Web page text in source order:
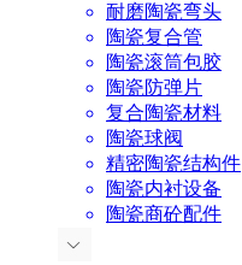
耐磨陶瓷弯头
陶瓷复合管
陶瓷滚筒包胶
陶瓷防弹片
复合陶瓷材料
陶瓷球阀
精密陶瓷结构件
陶瓷内衬设备
陶瓷商砼配件